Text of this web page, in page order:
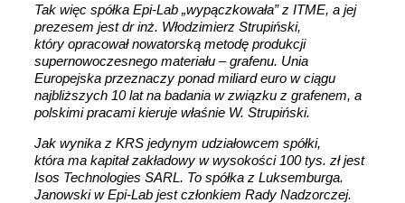
Tak więc spółka Epi-Lab „wypączkowała” z ITME, a jej
prezesem jest dr inż. Włodzimierz Strupiński,
który opracował nowatorską metodę produkcji
supernowoczesnego materiału – grafenu. Unia
Europejska przeznaczy ponad miliard euro w ciągu
najbliższych 10 lat na badania w związku z grafenem, a
polskimi pracami kieruje właśnie W. Strupiński.
Jak wynika z KRS jedynym udziałowcem spółki,
która ma kapitał zakładowy w wysokości 100 tys. zł jest
Isos Technologies SARL. To spółka z Luksemburga.
Janowski w Epi-Lab jest członkiem Rady Nadzorczej.